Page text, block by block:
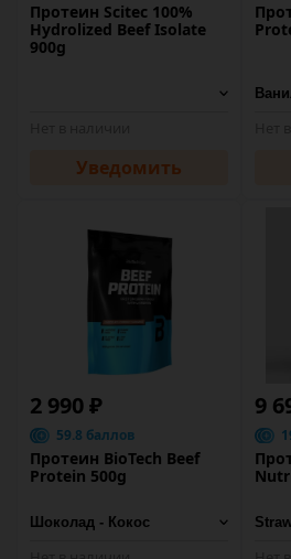
Протеин Scitec 100%
Hydrolized Beef Isolate
900g
Уведомить
2 990 ₽
59.8 баллов
Протеин BioTech Beef
Protein 500g
9